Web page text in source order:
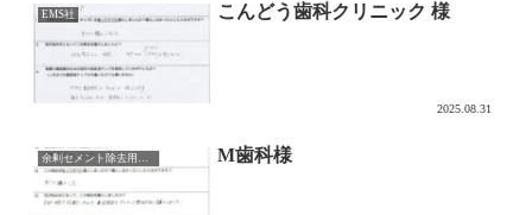
EMS社 こんどう歯科クリニック 様
2025.08.31
M歯科様